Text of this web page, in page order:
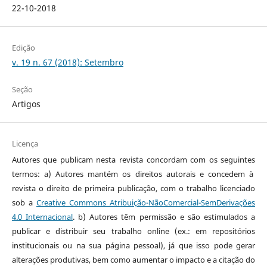
22-10-2018
Edição
v. 19 n. 67 (2018): Setembro
Seção
Artigos
Licença
Autores que publicam nesta revista concordam com os seguintes
termos: a) Autores mantém os direitos autorais e concedem à
revista o direito de primeira publicação, com o trabalho licenciado
sob a Creative Commons Atribuição-NãoComercial-SemDerivações
4.0 Internacional. b) Autores têm permissão e são estimulados a
publicar e distribuir seu trabalho online (ex.: em repositórios
institucionais ou na sua página pessoal), já que isso pode gerar
alterações produtivas, bem como aumentar o impacto e a citação do